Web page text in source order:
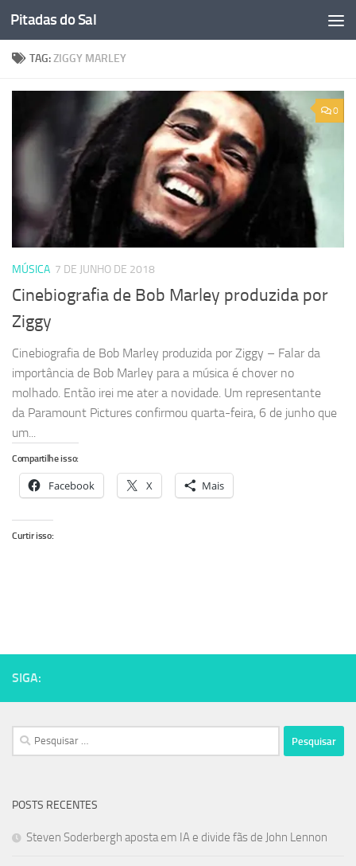
Skip to content
Pitadas do Sal
TAG:ZIGGY MARLEY
0
MÚSICA 7 DE JUNHO DE 2018
Cinebiografia de Bob Marley produzida por
Ziggy
Cinebiografia de Bob Marley produzida por Ziggy – Falar da
importância de Bob Marley para a música é chover no
molhado. Então irei me ater a novidade. Um representante
da Paramount Pictures confirmou quarta-feira, 6 de junho que
um...
Compartilhe isso:
Facebook X Mais
Curtir isso:
SIGA:
Pesquisar
por:
POSTS RECENTES
Steven Soderbergh aposta em IA e divide fãs de John Lennon